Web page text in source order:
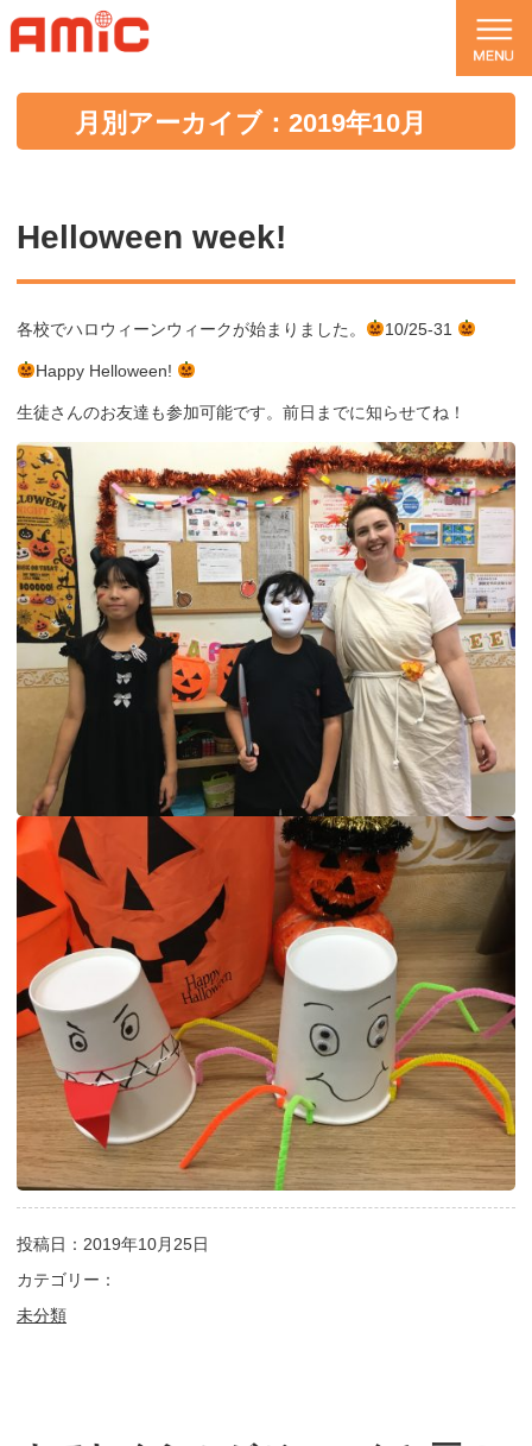
月別アーカイブ：2019年10月
Helloween week!
各校でハロウィーンウィークが始まりました。 10/25-31
Happy Helloween!
生徒さんのお友達も参加可能です。前日までに知らせてね！
投稿日：2019年10月25日
カテゴリー：
未分類